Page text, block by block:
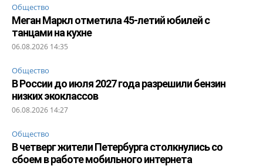
Общество
Меган Маркл отметила 45-летий юбилей с
танцами на кухне
06.08.2026 14:35
Общество
В России до июля 2027 года разрешили бензин
низких экоклассов
06.08.2026 14:27
Общество
В четверг жители Петербурга столкнулись со
сбоем в работе мобильного интернета